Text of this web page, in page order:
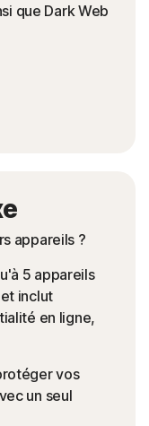
que Dark Web
appareils ?
5 appareils
inclut
en ligne,
vos
un seul